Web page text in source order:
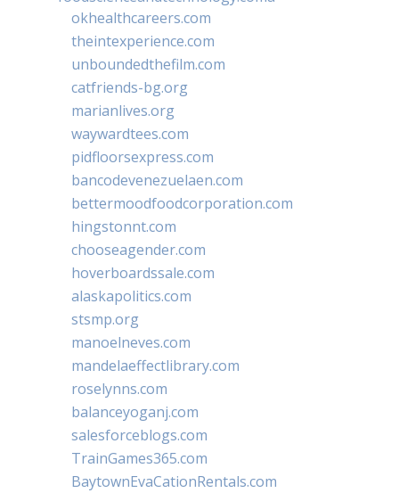
okhealthcareers.com
theintexperience.com
unboundedthefilm.com
catfriends-bg.org
marianlives.org
waywardtees.com
pidfloorsexpress.com
bancodevenezuelaen.com
bettermoodfoodcorporation.com
hingstonnt.com
chooseagender.com
hoverboardssale.com
alaskapolitics.com
stsmp.org
manoelneves.com
mandelaeffectlibrary.com
roselynns.com
balanceyoganj.com
salesforceblogs.com
TrainGames365.com
BaytownEvaCationRentals.com